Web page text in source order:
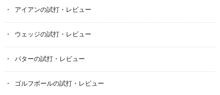
アイアンの試打・レビュー
ウェッジの試打・レビュー
パターの試打・レビュー
ゴルフボールの試打・レビュー